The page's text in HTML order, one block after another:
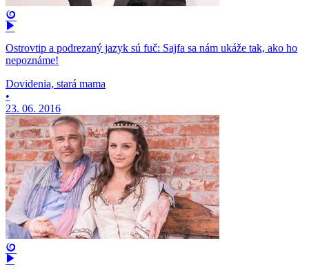
Ostrovtip a podrezaný jazyk sú fuč: Sajfa sa nám ukáže tak, ako ho
nepoznáme!
Dovidenia, stará mama
•
23. 06. 2016